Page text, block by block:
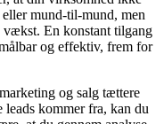
mund-til-mund, men
En konstant tilgang
og effektiv, frem for
og salg tættere
leads kommer fra, kan du